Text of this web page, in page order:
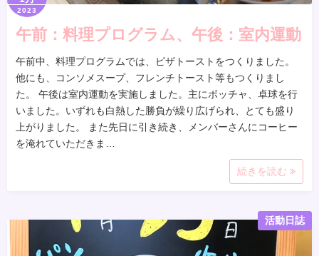
2023
午前：料理プログラム、午後：室内運動
午前中、料理プログラムでは、ピザトーストをつくりました。
他にも、コンソメスープ、フレンチトースト等もつくりまし
た。 午後は室内運動を実施しました。主にボッチャ、卓球を行
いました。いずれも白熱した勝負が繰り広げられ、とても盛り
上がりました。 また先日に引き続き、メンバーさんにコーヒー
を淹れていただきま…
続きを読む
活動日誌